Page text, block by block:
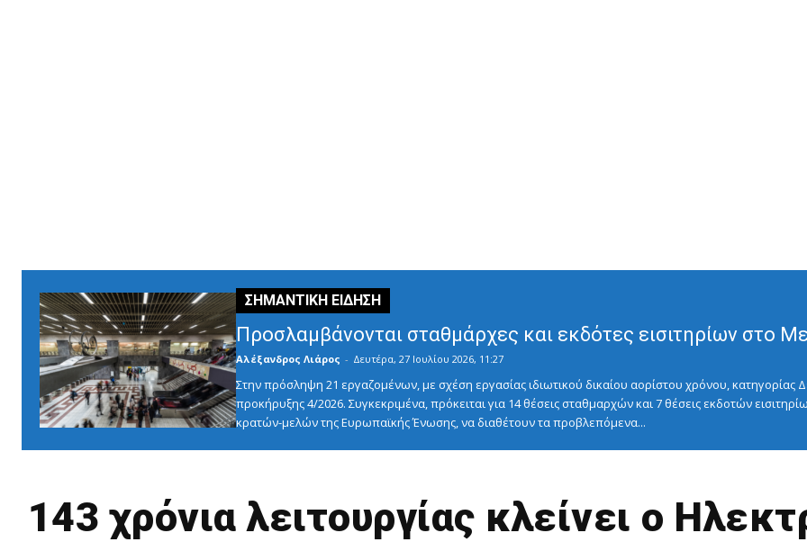
Προσλαμβάνονται σταθμάρχες και εκδότες εισιτηρίων στο
Αλέξανδρος Λιάρος - Δευτέρα, 27 Ιουλίου 2026, 11:27
Στην πρόσληψη 21 εργαζομένων, με σχέση εργασίας ιδιωτικού δικαίου αορίστου χρόνου,
προκήρυξης 4/2026. Συγκεκριμένα, πρόκειται για 14 θέσεις σταθμαρχών και 7 θέσεις εκδοτών
κρατών-μελών της Ευρωπαϊκής Ένωσης, να διαθέτουν τα προβλεπόμενα...
143 χρόνια λειτουργίας κλείνει ο